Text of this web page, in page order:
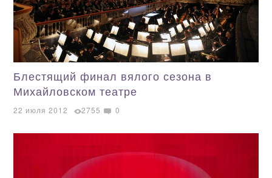
Блестящий финал вялого сезона в
Михайловском театре
22 июля 2012 2755 0